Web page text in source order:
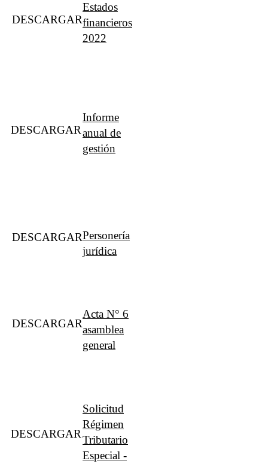
DESCARGAR
Estados
financieros
2022
DESCARGAR
Informe
anual de
gestión
DESCARGARPersonería
jurídica
DESCARGAR
Acta N° 6
asamblea
general
DESCARGAR
Solicitud
Régimen
Tributario
Especial -